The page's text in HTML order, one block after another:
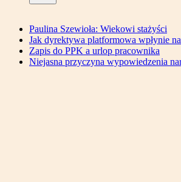
Paulina Szewioła: Wiekowi stażyści
Jak dyrektywa platformowa wpłynie
Zapis do PPK a urlop pracownika
Niejasna przyczyna wypowiedzenia